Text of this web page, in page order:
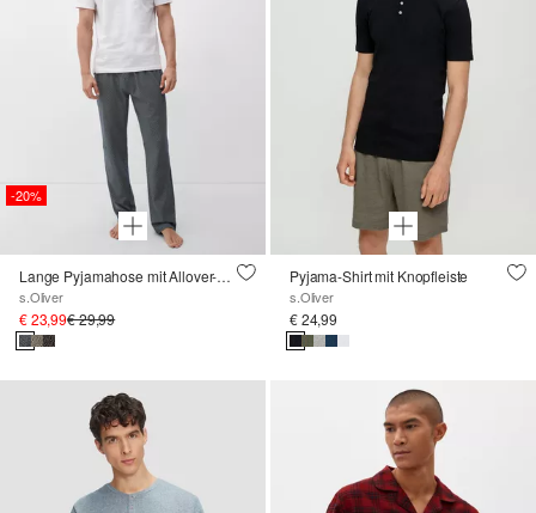
-20%
Lange Pyjamahose mit Allover-Print
s.Oliver
€ 23,99€ 29,99
Pyjama-Shirt mit Knopfleiste
s.Oliver
€ 24,99